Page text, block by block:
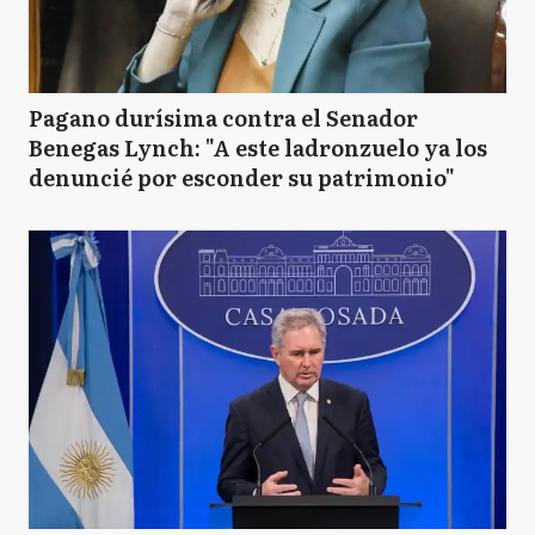
Pagano durísima contra el Senador
Benegas Lynch: "A este ladronzuelo ya los
denuncié por esconder su patrimonio"